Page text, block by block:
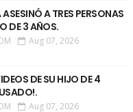
A TRES PERSONAS
DE 3 AÑOS.
Aug 07, 2026
DE SU HIJO DE 4
Aug 07, 2026